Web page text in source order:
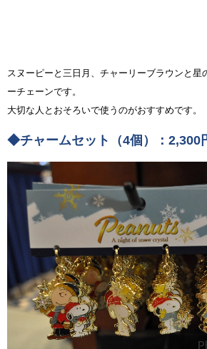
スヌーピーと三日月、チャーリーブラウンと星
ーチェーンです。
大切な人とおそろいで使うのがおすすめです。
◆チャームセット（4個）：2,300